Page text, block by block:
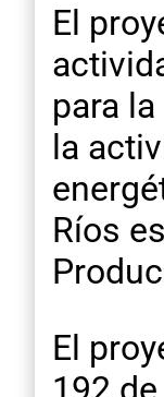
El
para
la
Ríos
El